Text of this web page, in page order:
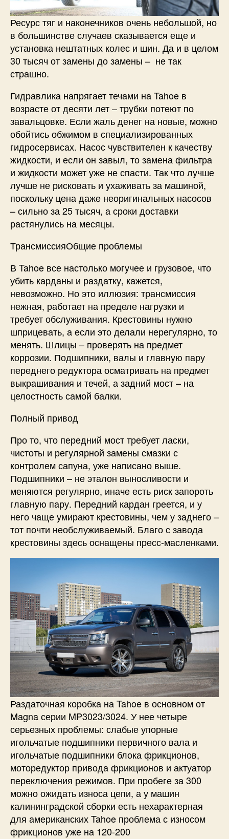
Ресурс тяг и наконечников очень небольшой, но
в большинстве случаев сказывается еще и
установка нештатных колес и шин. Да и в целом
30 тысяч от замены до замены – не так
страшно.
Гидравлика напрягает течами на Tahoe в
возрасте от десяти лет – трубки потеют по
завальцовке. Если жаль денег на новые, можно
обойтись обжимом в специализированных
гидросервисах. Насос чувствителен к качеству
жидкости, и если он завыл, то замена фильтра
и жидкости может уже не спасти. Так что лучше
лучше не рисковать и ухаживать за машиной,
поскольку цена даже неоригинальных насосов
– сильно за 25 тысяч, а сроки доставки
растянулись на месяцы.
ТрансмиссияОбщие проблемы
В Tahoe все настолько могучее и грузовое, что
убить карданы и раздатку, кажется,
невозможно. Но это иллюзия: трансмиссия
нежная, работает на пределе нагрузки и
требует обслуживания. Крестовины нужно
шприцевать, а если это делали нерегулярно, то
менять. Шлицы – проверять на предмет
коррозии. Подшипники, валы и главную пару
переднего редуктора осматривать на предмет
выкрашивания и течей, а задний мост – на
целостность самой балки.
Полный привод
Про то, что передний мост требует ласки,
чистоты и регулярной замены смазки с
контролем сапуна, уже написано выше.
Подшипники – не эталон выносливости и
меняются регулярно, иначе есть риск запороть
главную пару. Передний кардан греется, и у
него чаще умирают крестовины, чем у заднего –
тот почти необслуживаемый. Благо с завода
крестовины здесь оснащены пресс-масленками.
Раздаточная коробка на Tahoe в основном от
Magna серии MP3023/3024. У нее четыре
серьезных проблемы: слабые упорные
игольчатые подшипники первичного вала и
игольчатые подшипники блока фрикционов,
моторедуктор привода фрикционов и актуатор
переключения режимов. При пробеге за 300
можно ожидать износа цепи, а у машин
калининградской сборки есть нехарактерная
для американских Tahoe проблема с износом
фрикционов уже на 120-200